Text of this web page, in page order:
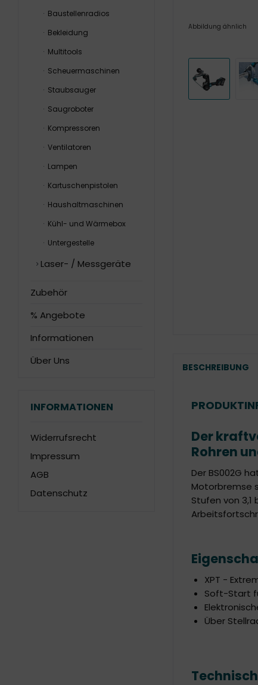
Baustellenradios
Bekleidung
Multitools
Scheuermaschinen
Staubsauger
Saugroboter
Kompressoren
Ventilatoren
Lampen
Kartuschenpistolen
Haushaltmaschinen
Kühl- und Wärmebox
Untergestelle
Laser- / Messgeräte
Zubehör
% Angebote
Informationen
Über Uns
INFORMATIONEN
Widerrufsrecht
Impressum
AGB
Datenschutz
Abbildung ähnlich
BESCHREIBUNG
Der
Rohren
Der BS002G
Motorbremse
Stufen von
XPT -
Soft-Start
Über